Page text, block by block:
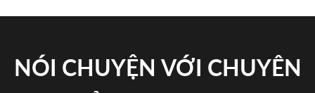
NÓI CHUYỆN VỚI CHUYÊN